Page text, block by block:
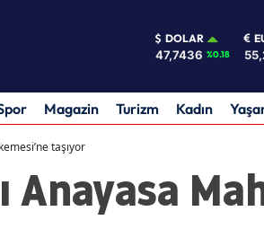
DOLAR
47,7436 %0.18
Magazin Turizm Kadın
taşıyor
Anayasa